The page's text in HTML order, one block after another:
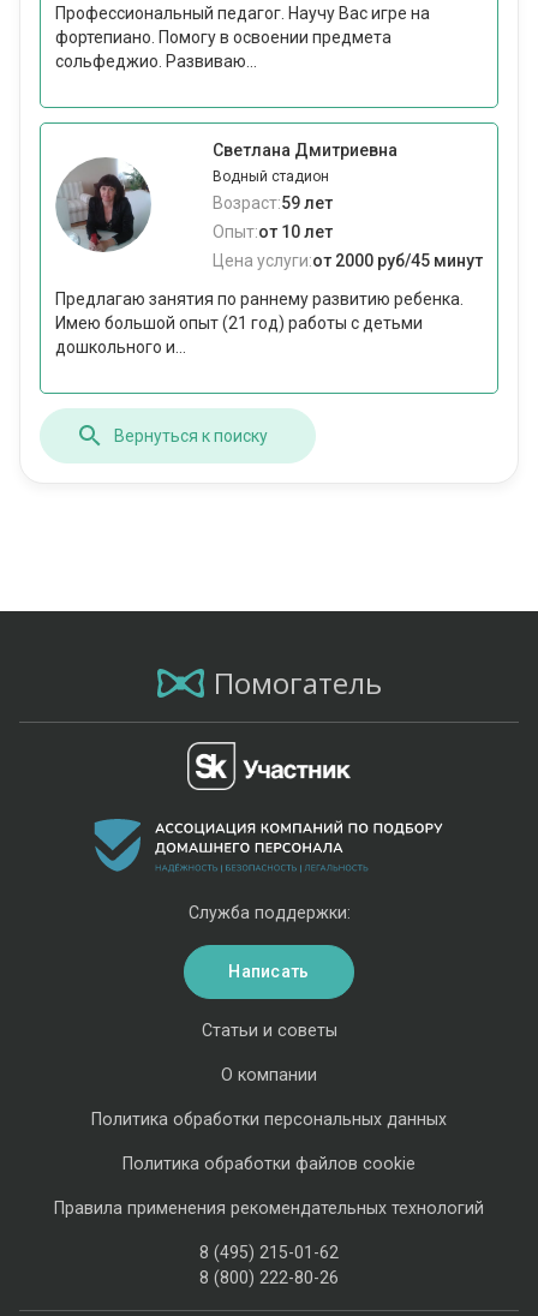
Профессиональный педагог. Научу Вас игре на
фортепиано. Помогу в освоении предмета
сольфеджио. Развиваю...
Светлана Дмитриевна
Водный стадион
Возраст:59 лет
Опыт:от 10 лет
Цена услуги:от 2000 руб/45 минут
Предлагаю занятия по раннему развитию ребенка.
Имею большой опыт (21 год) работы с детьми
дошкольного и...
Вернуться к поиску
Помогатель
Статьи и советы
О компании
Политика обработки персональных данных
Политика обработки файлов cookie
Правила применения рекомендательных технологий
8 (495) 215-01-62
8 (800) 222-80-26
Служба поддержки:
Написать